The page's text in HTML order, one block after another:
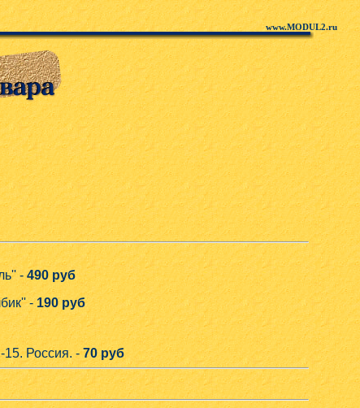
www.MODUL2.ru
-490 руб
-190 руб
Россия. -70 руб